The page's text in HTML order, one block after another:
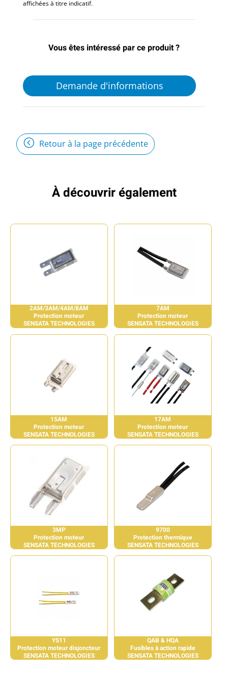
affichées à titre indicatif.
Vous êtes intéressé par ce produit ?
Demande d'informations
Retour à la page précédente
À découvrir également
2AM/3AM/4AM/8AM
Protection moteur
SENSATA TECHNOLOGIES
7AM
Protection moteur
SENSATA TECHNOLOGIES
15AM
Protection moteur
SENSATA TECHNOLOGIES
17AM
Protection moteur
SENSATA TECHNOLOGIES
3MP
Protection moteur
SENSATA TECHNOLOGIES
9700
Protection thermique
SENSATA TECHNOLOGIES
YS11
Protection moteur disjoncteur
SENSATA TECHNOLOGIES
QAB & HQA
Fusibles à action rapide
SENSATA TECHNOLOGIES